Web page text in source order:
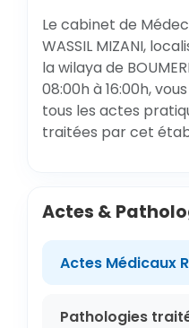
Le cabinet de
WASSIL MIZANI,
la wilaya de
08:00h à 16:00h,
tous les actes
traitées par cet
Actes &
Actes Médicaux
Pathologies